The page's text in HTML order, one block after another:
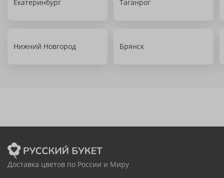
Екатеринбург Таганрог
Нижний Новгород Брянск
Доставка цветов по России и Миру